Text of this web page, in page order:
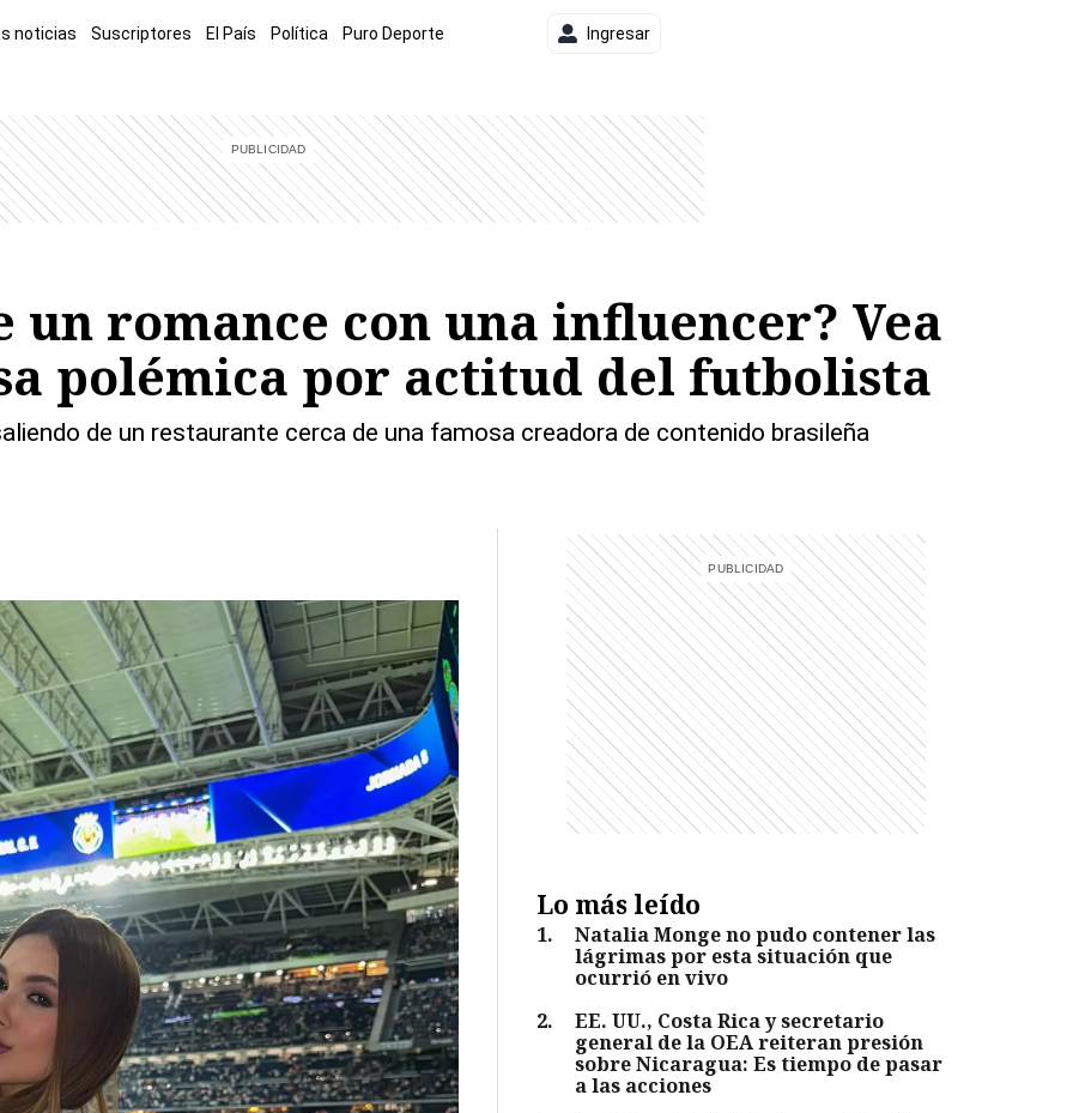
noticias Suscriptores El País Política Puro Deporte Ingresar
un romance con una influencer? Vea
polémica por actitud del futbolista
de un restaurante cerca de una famosa creadora de contenido brasileña
Lo más leído
1.
Natalia Monge no pudo contener las
lágrimas por esta situación que
ocurrió en vivo
2.
EE. UU., Costa Rica y secretario
general de la OEA reiteran presión
sobre Nicaragua: Es tiempo de pasar
a las acciones